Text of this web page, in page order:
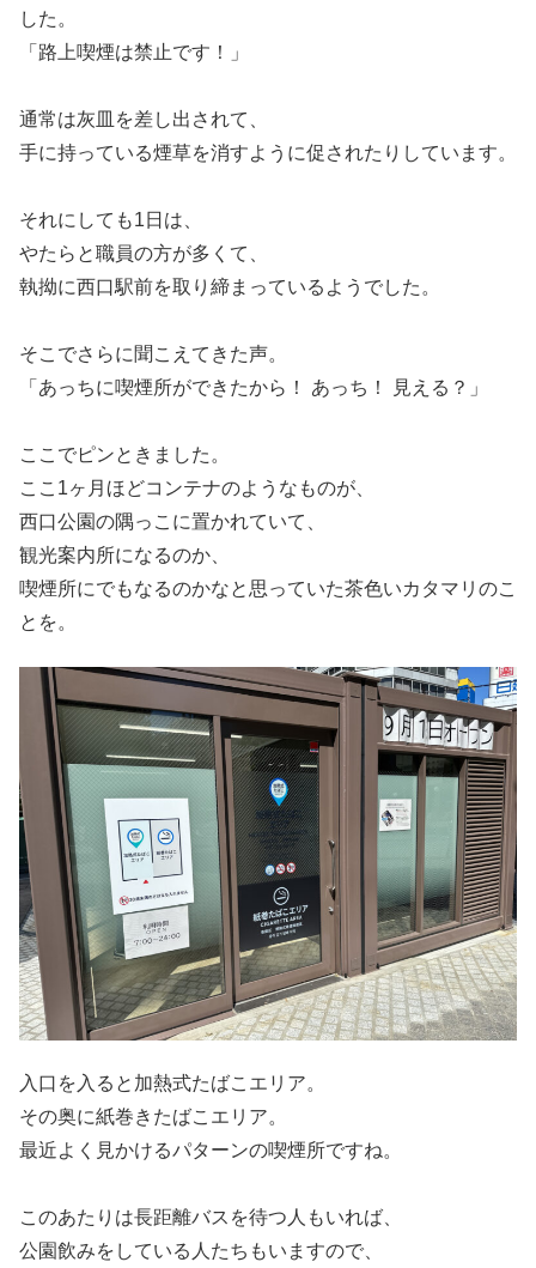
した。
「路上喫煙は禁止です！」
通常は灰皿を差し出されて、
手に持っている煙草を消すように促されたりしています。
それにしても1日は、
やたらと職員の方が多くて、
執拗に西口駅前を取り締まっているようでした。
そこでさらに聞こえてきた声。
「あっちに喫煙所ができたから！ あっち！ 見える？」
ここでピンときました。
ここ1ヶ月ほどコンテナのようなものが、
西口公園の隅っこに置かれていて、
観光案内所になるのか、
喫煙所にでもなるのかなと思っていた茶色いカタマリのこ
とを。
入口を入ると加熱式たばこエリア。
その奥に紙巻きたばこエリア。
最近よく見かけるパターンの喫煙所ですね。
このあたりは長距離バスを待つ人もいれば、
公園飲みをしている人たちもいますので、